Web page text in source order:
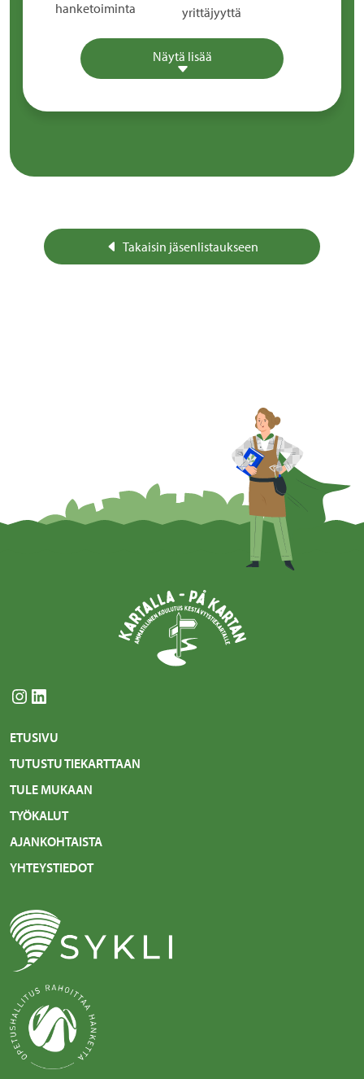
hanketoiminta
yrittäjyyttä
Näytä lisää
Takaisin jäsenlistaukseen
Instagram LinkedIn
ETUSIVU
TUTUSTU TIEKARTTAAN
TULE MUKAAN
TYÖKALUT
AJANKOHTAISTA
YHTEYSTIEDOT